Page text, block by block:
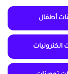
أطفال
الكترونيات